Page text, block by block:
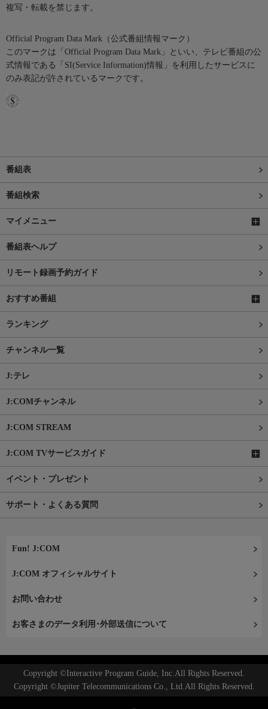
複写・転載を禁じます。
Official Program Data Mark（公式番組情報マーク）
このマークは「Official Program Data Mark」といい、テレビ番組の公
式情報である「SI(Service Information)情報」を利用したサービスに
のみ表記が許されているマークです。
番組表
番組検索
マイメニュー
番組表ヘルプ
リモート録画予約ガイド
おすすめ番組
ランキング
チャンネル一覧
J:テレ
J:COMチャンネル
J:COM STREAM
J:COM TVサービスガイド
イベント・プレゼント
サポート・よくある質問
Fun! J:COM
J:COM オフィシャルサイト
お問い合わせ
お客さまのデータ利用･外部送信について
Copyright ©Interactive Program Guide, Inc.All Rights Reserved.
Copyright ©Jupiter Telecommunications Co., Ltd.All Rights Reserved.